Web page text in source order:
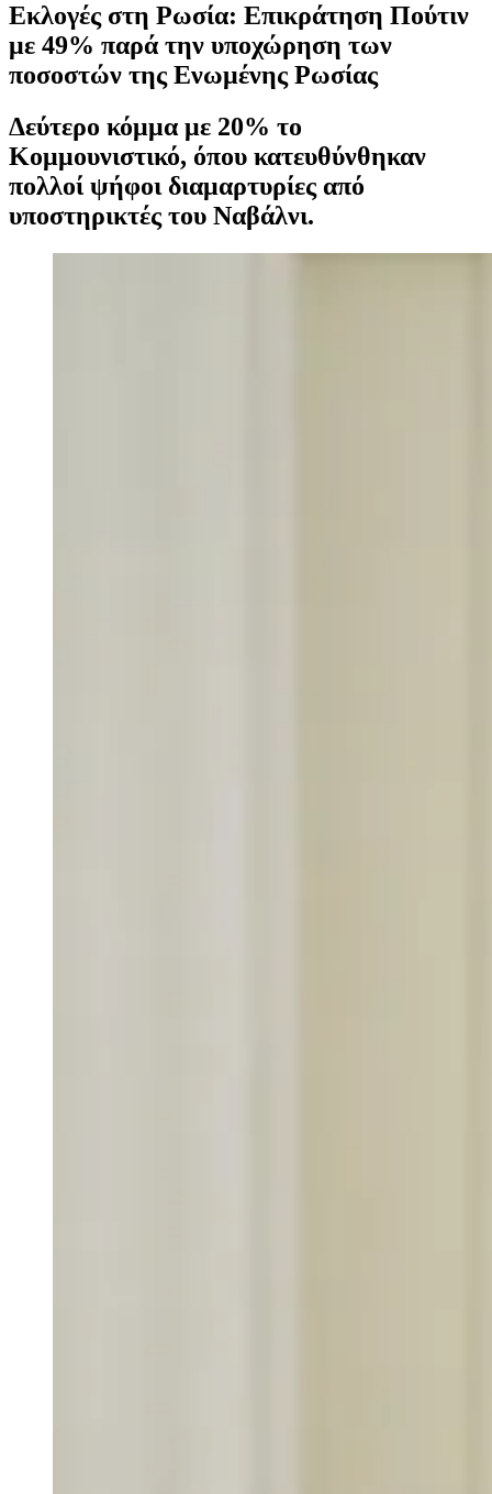
Εκλογές στη Ρωσία: Επικράτηση Πούτιν
με 49% παρά την υποχώρηση των
ποσοστών της Ενωμένης Ρωσίας
Δεύτερο κόμμα με 20% το
Κομμουνιστικό, όπου κατευθύνθηκαν
πολλοί ψήφοι διαμαρτυρίες από
υποστηρικτές του Ναβάλνι.